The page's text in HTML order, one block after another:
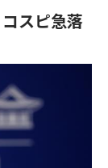
u
i
n
スピ急落